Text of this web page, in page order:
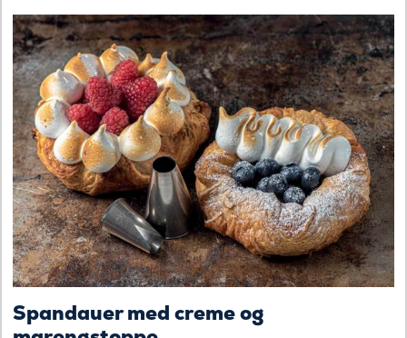
Spandauer med creme og